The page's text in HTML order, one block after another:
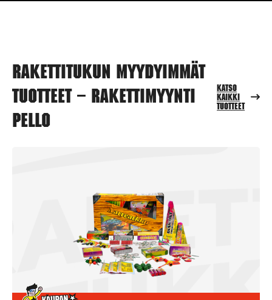
Rakettitukun myydyimmät
tuotteet – Rakettimyynti
Pello
Katso
kaikki
tuotteet